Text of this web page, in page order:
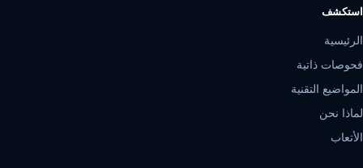
استكشف
الرئيسية
فحوصات ذاتية
المواضيع التقنية
لماذا نحن
الأتعاب